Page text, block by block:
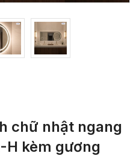
chữ nhật ngang
H kèm gương